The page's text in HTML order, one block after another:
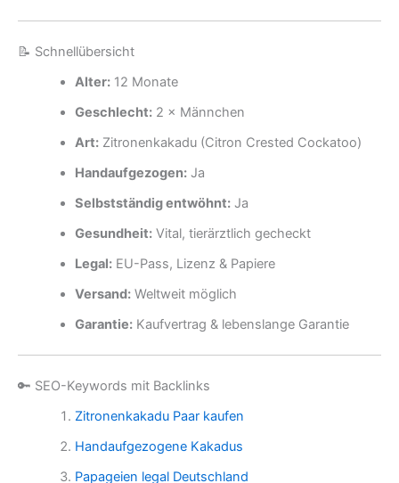
📝 Schnellübersicht
Alter:12 Monate
Geschlecht:2 × Männchen
Art:Zitronenkakadu (Citron Crested Cockatoo)
Handaufgezogen:Ja
Selbstständig entwöhnt:Ja
Gesundheit:Vital, tierärztlich gecheckt
Legal:EU-Pass, Lizenz & Papiere
Versand:Weltweit möglich
Garantie:Kaufvertrag & lebenslange Garantie
🔑 SEO-Keywords mit Backlinks
Zitronenkakadu Paar kaufen
Handaufgezogene Kakadus
Papageien legal Deutschland